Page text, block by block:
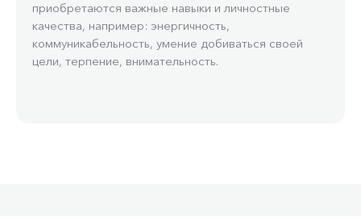
приобретаются важные навыки и личностные
качества, например: энергичность,
коммуникабельность, умение добиваться своей
цели, терпение, внимательность.